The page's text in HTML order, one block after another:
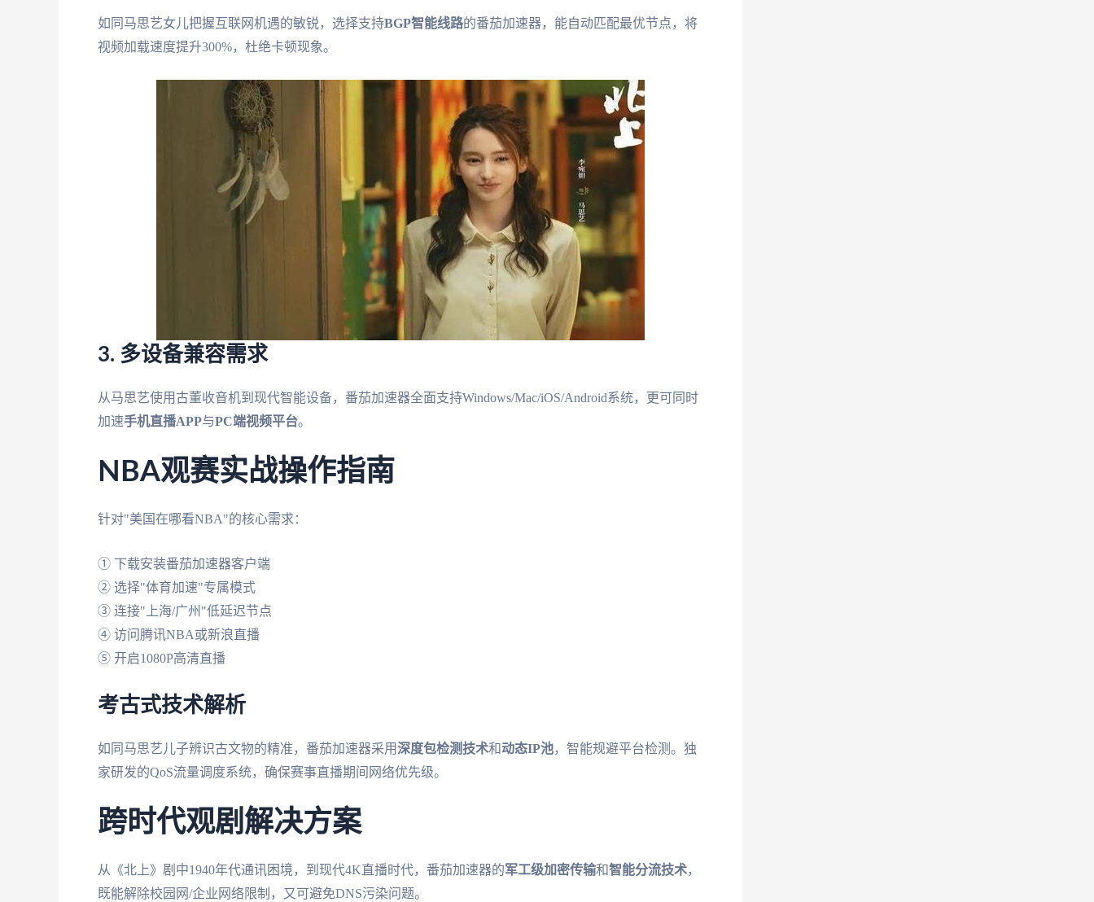
如同马思艺女儿把握互联网机遇的敏锐，选择支持BGP智能线路的番茄加速器，能自动匹配最优节点，将
视频加载速度提升300%，杜绝卡顿现象。
3. 多设备兼容需求
从马思艺使用古董收音机到现代智能设备，番茄加速器全面支持Windows/Mac/iOS/Android系统，更可同时
加速手机直播APP与PC端视频平台。
NBA观赛实战操作指南
针对"美国在哪看NBA"的核心需求：
① 下载安装番茄加速器客户端
② 选择"体育加速"专属模式
③ 连接"上海/广州"低延迟节点
④ 访问腾讯NBA或新浪直播
⑤ 开启1080P高清直播
考古式技术解析
如同马思艺儿子辨识古文物的精准，番茄加速器采用深度包检测技术和动态IP池，智能规避平台检测。独
家研发的QoS流量调度系统，确保赛事直播期间网络优先级。
跨时代观剧解决方案
从《北上》剧中1940年代通讯困境，到现代4K直播时代，番茄加速器的军工级加密传输和智能分流技术，
既能解除校园网/企业网络限制，又可避免DNS污染问题。